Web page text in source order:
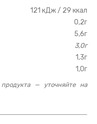
121 кДж / 29 ккал
0,2г
5,6г
3,0г
1,3г
1,0г
— уточняйте на